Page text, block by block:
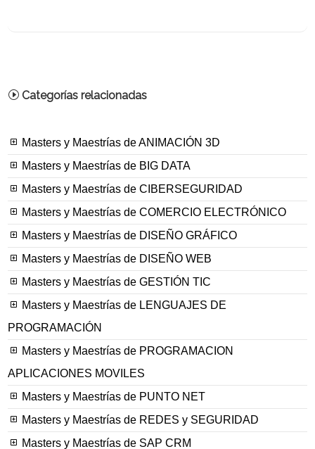
Categorías relacionadas
Masters y Maestrías de ANIMACIÓN 3D
Masters y Maestrías de BIG DATA
Masters y Maestrías de CIBERSEGURIDAD
Masters y Maestrías de COMERCIO ELECTRÓNICO
Masters y Maestrías de DISEÑO GRÁFICO
Masters y Maestrías de DISEÑO WEB
Masters y Maestrías de GESTIÓN TIC
Masters y Maestrías de LENGUAJES DE
PROGRAMACIÓN
Masters y Maestrías de PROGRAMACION
APLICACIONES MOVILES
Masters y Maestrías de PUNTO NET
Masters y Maestrías de REDES y SEGURIDAD
Masters y Maestrías de SAP CRM